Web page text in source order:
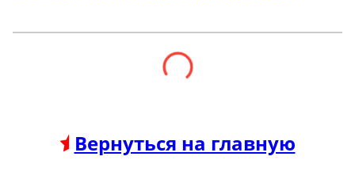
Вернуться на главную